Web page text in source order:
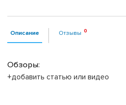
Описание Отзывы
Обзоры:
+добавить статью или видео